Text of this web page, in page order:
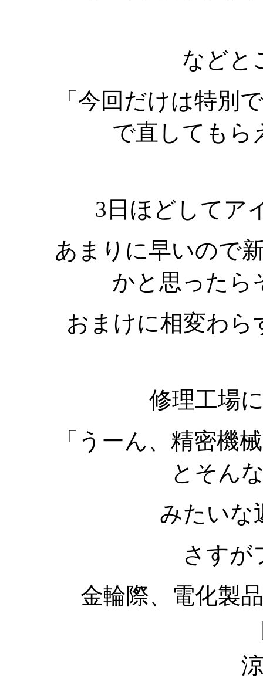
などと
「今回だけは特別
で直してもら
3日ほどしてア
あまりに早いので
かと思ったら
おまけに相変わら
修理工場
「うーん、精密機
とそん
みたいな
さすが
金輪際、電化製